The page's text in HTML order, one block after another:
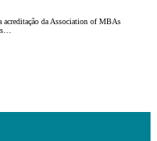
da Association of MBAs